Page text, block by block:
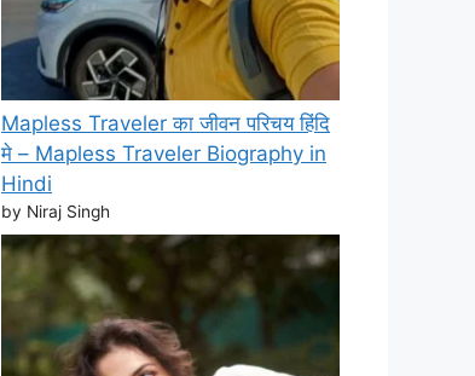
Mapless Traveler का जीवन परिचय हिंदि
मे – Mapless Traveler Biography in
Hindi
by Niraj Singh